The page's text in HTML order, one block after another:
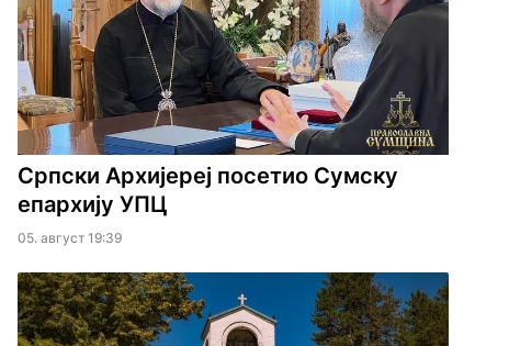
Српски Архијереј посетио Сумску
епархију УПЦ
05. август 19:39